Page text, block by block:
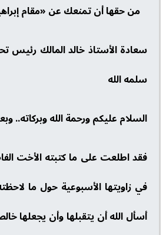
من حقها أن تمنعك عن «مقام
سعادة الأستاذ خالد المالك رئيس
سلمه الله
السلام عليكم ورحمة الله وبركاته..
فقد اطلعت على ما كتبته الأخت
في زاويتها الأسبوعية حول ما
أسأل الله أن يتقبلها وأن يجعلها